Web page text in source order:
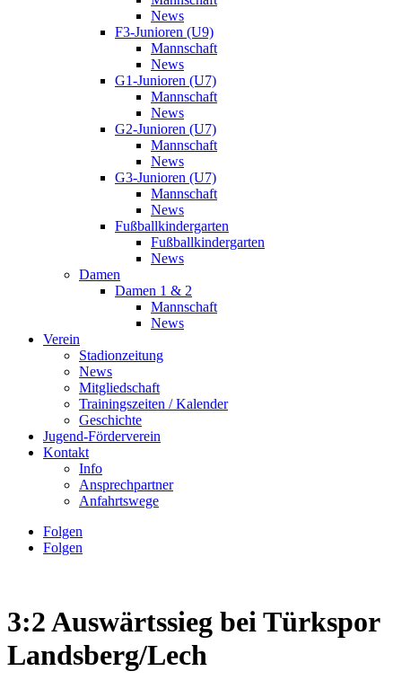
News
F3-Junioren (U9)
Mannschaft
News
G1-Junioren (U7)
Mannschaft
News
G2-Junioren (U7)
Mannschaft
News
G3-Junioren (U7)
Mannschaft
News
Fußballkindergarten
Fußballkindergarten
News
Damen
Damen 1 & 2
Mannschaft
News
Verein
Stadionzeitung
News
Mitgliedschaft
Trainingszeiten / Kalender
Geschichte
Jugend-Förderverein
Kontakt
Info
Ansprechpartner
Anfahrtswege
Folgen
Folgen
3:2 Auswärtssieg bei Türkspor
Landsberg/Lech